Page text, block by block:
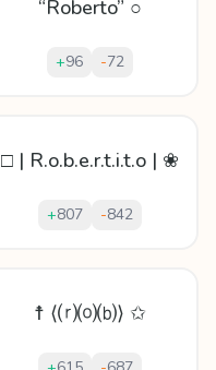
“Roberto” ○
+96 -72
□ | R.o.b.e.r.t.i.t.o | ❀
+807 -842
☨ ⟨⒭⒪⒝⟩ ✩